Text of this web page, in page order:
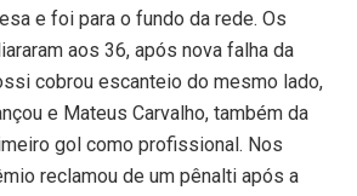
e foi para o fundo da rede. Os
aos 36, após nova falha da
cobrou escanteio do mesmo lado,
e Mateus Carvalho, também da
gol como profissional. Nos
reclamou de um pênalti após a